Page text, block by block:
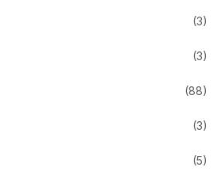
(3)
(3)
(88)
(3)
(5)